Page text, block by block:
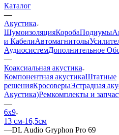
Каталог
—
Акустика
ШумоизоляцияКоробаПодиумы
и КабелиАвтомагнитолы
АудиосистемДополнительное
—
Коаксиальная акустика
Компонентная акустикаШтатные
решенияКросоверыЭстрадная
Акустика)Ремкомплекты и
—
6х9
13 см-16,5см
—DL Audio Gryphon Pro 69